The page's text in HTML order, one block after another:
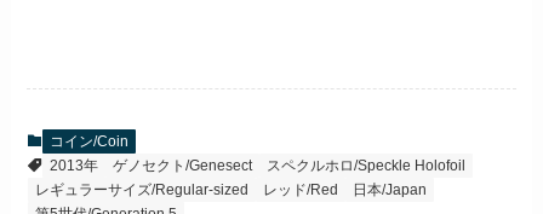
コイン/Coin
2013年
ゲノセクト/Genesect
スペクルホロ/Speckle Holofoil
レギュラーサイズ/Regular-sized
レッド/Red
日本/Japan